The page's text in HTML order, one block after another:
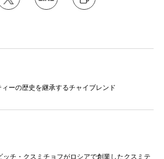
ーの歴史を継承するチャイブレンド
ッチ・クスミチョフがロシアで創業したクスミテ